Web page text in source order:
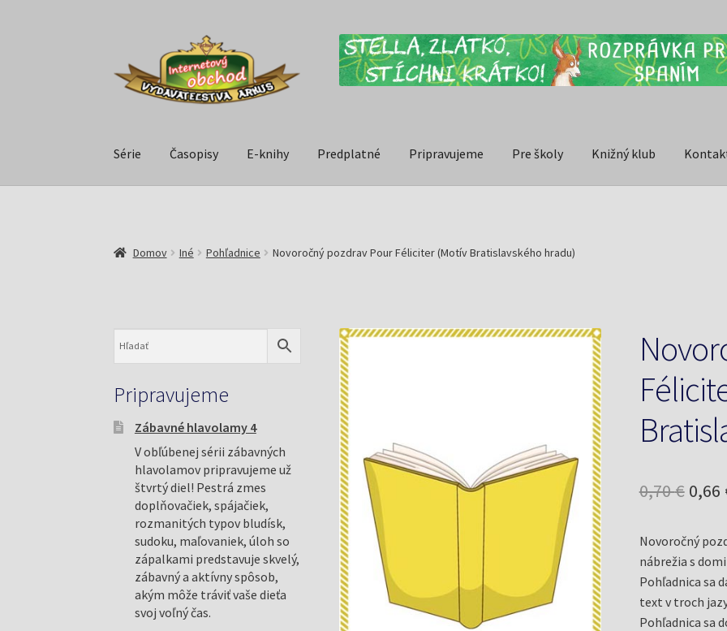
Série Časopisy E-knihy Predplatné Pripravujeme Pre školy Knižný klub
Domov Iné Pohľadnice Novoročný pozdrav Pour Féliciter (Motív Bratislavského hradu)
0,70€
bola:
0,70
0,66
Novoročný
nábrežia s
Pohľadnica sa
text v troch
Pohľadnica sa
Pripravujeme
Zábavné hlavolamy 4
V obľúbenej sérii zábavných
hlavolamov pripravujeme už
štvrtý diel! Pestrá zmes
doplňovačiek, spájačiek,
rozmanitých typov bludísk,
sudoku, maľovaniek, úloh so
zápalkami predstavuje skvelý,
zábavný a aktívny spôsob,
akým môže tráviť vaše dieťa
svoj voľný čas.